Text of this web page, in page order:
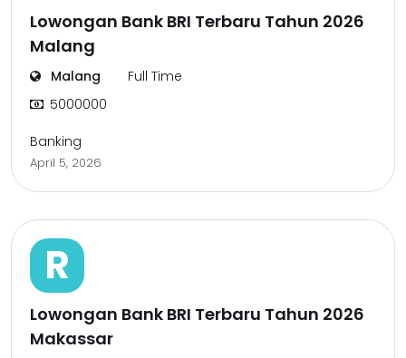
Lowongan Bank BRI Terbaru Tahun 2026
Malang
Malang
Full Time
5000000
Banking
April 5, 2026
R
Lowongan Bank BRI Terbaru Tahun 2026
Makassar